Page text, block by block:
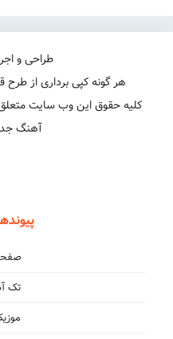
طراحی و
هر گونه کپی برداری از طرح
کلیه حقوق این وب سایت
آهنگ
تک